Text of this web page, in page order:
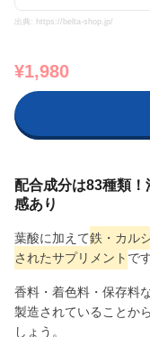
出典: https://belta-shop.jp/
¥1,980
配合成分は83種類
感あり
葉酸に加えて鉄・カル
されたサプリメント で
香料・着色料・保存料
製造されていることか
しょう。